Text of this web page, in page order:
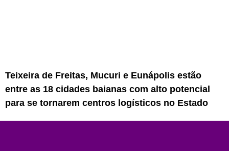
Teixeira de Freitas, Mucuri e Eunápolis estão
entre as 18 cidades baianas com alto potencial
para se tornarem centros logísticos no Estado